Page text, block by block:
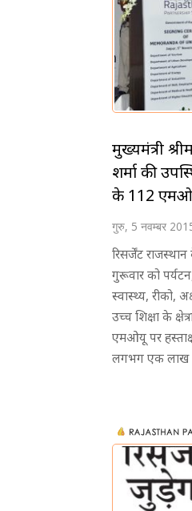
मुख्यमंत्री
शर्मा की
के 112
गुरु, 5 नवम्बर
रिसर्जेंट
गुरूवार को
स्वास्थ्य, रीको,
उच्च शिक्षा के
एमओयू पर
लगभग एक लाख